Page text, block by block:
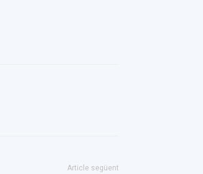
Article següent